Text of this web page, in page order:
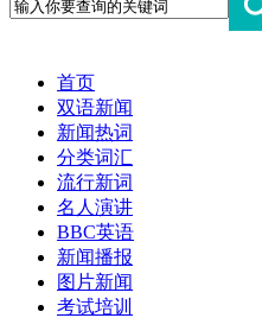
首页
双语新闻
新闻热词
分类词汇
流行新词
名人演讲
BBC英语
新闻播报
图片新闻
考试培训